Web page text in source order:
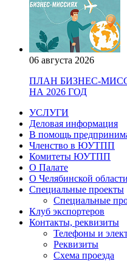
06 августа 2026
ПЛАН БИЗНЕС-
НА 2026 ГОД
УСЛУГИ
Деловая информация
В помощь
Членство в ЮУТПП
Комитеты ЮУТПП
О Палате
О Челябинской области
Специальные проекты
Специальные
Клуб экспортеров
Контакты, реквизиты
Телефоны и
Реквизиты
Схема проезда